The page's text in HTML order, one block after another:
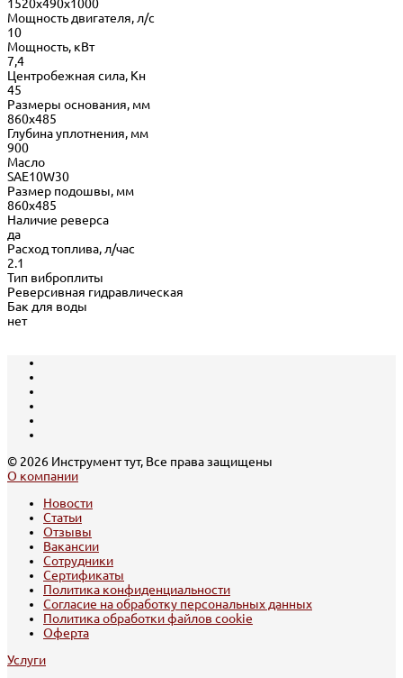
1520х490х1000
Мощность двигателя, л/с
10
Мощность, кВт
7,4
Центробежная сила, Кн
45
Размеры основания, мм
860х485
Глубина уплотнения, мм
900
Масло
SAE10W30
Размер подошвы, мм
860х485
Наличие реверса
да
Расход топлива, л/час
2.1
Тип виброплиты
Реверсивная гидравлическая
Бак для воды
нет
© 2026 Инструмент тут, Все права защищены
О компании
Новости
Статьи
Отзывы
Вакансии
Сотрудники
Сертификаты
Политика конфиденциальности
Согласие на обработку персональных данных
Политика обработки файлов cookie
Оферта
Услуги